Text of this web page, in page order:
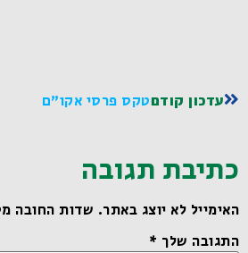
עדכון קודםטקס פרסי אקו"ם
כתיבת תגובה
האימייל לא יוצג באתר. שדות החובה
התגובה שלך *